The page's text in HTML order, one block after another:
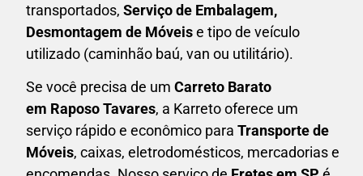
transportados, Serviço de Embalagem,
Desmontagem de Móveise tipo de veículo
utilizado (caminhão baú, van ou utilitário).
Se você precisa de um Carreto Barato
em Raposo Tavares, a Karreto oferece um
serviço rápido e econômico para Transporte de
Móveis, caixas, eletrodomésticos, mercadorias e